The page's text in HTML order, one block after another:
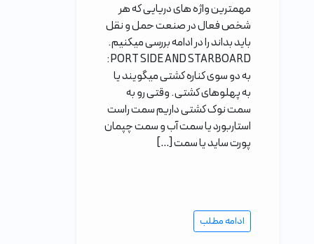
مهمترین واژه های دریایی که هر
شخص فعال در صنعت حمل و نقل
باید بداند را در ادامه بررسی میکنیم.
PORT SIDE AND STARBOARD:
به دو سوی کناره کشتی میگویند یا
به پهلوهای کشتی. وقتی رو به
سمت نوک کشتی داریم سمت راست
استاربورد یا سمت آب و سمت چپمان
پورت ساید یا سمت […]
ادامه مطلب